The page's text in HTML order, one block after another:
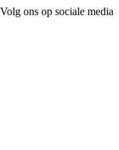
Volg ons op sociale media